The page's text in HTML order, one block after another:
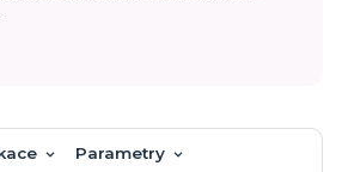
Parametry